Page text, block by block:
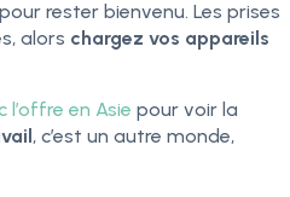
rester bienvenu. Les prises
alors chargez vos appareils
en Asie pour voir la
, c’est un autre monde,